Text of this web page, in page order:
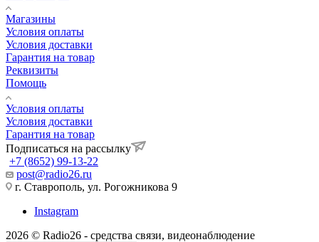
Магазины
Условия оплаты
Условия доставки
Гарантия на товар
Реквизиты
Помощь
Условия оплаты
Условия доставки
Гарантия на товар
Подписаться на рассылку
+7 (8652) 99-13-22
post@radio26.ru
г. Ставрополь, ул. Рогожникова 9
Instagram
2026 © Radio26 - средства связи, видеонаблюдение